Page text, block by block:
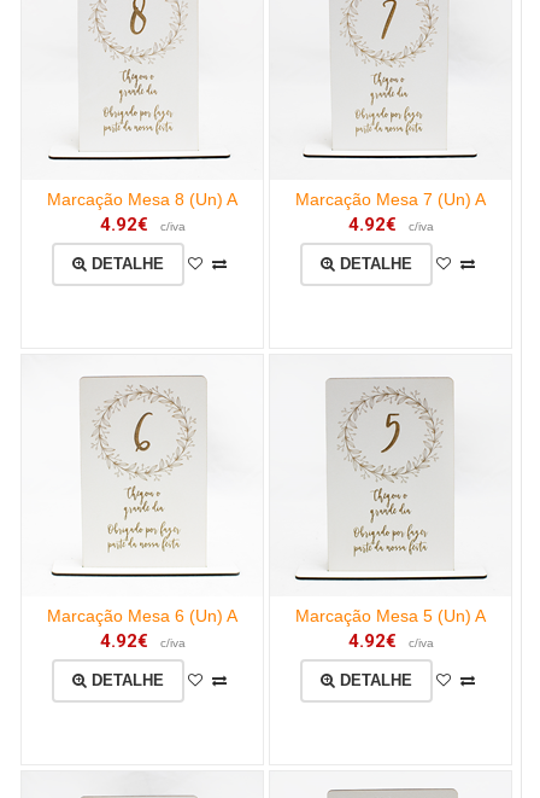
Marcação Mesa 8 (Un) A
4.92€ c/iva
DETALHE
Marcação Mesa 7 (Un) A
4.92€ c/iva
DETALHE
Marcação Mesa 6 (Un) A
4.92€ c/iva
DETALHE
Marcação Mesa 5 (Un) A
4.92€ c/iva
DETALHE